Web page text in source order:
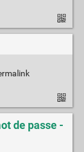
de passe -